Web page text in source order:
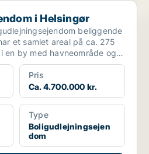
Helsingør
i Helsingør
beliggende
et samlet areal på ca. 275
en by med havneområde og
Pris
Ca. 4.700.000 kr.
Type
Boligudlejningsejen
dom